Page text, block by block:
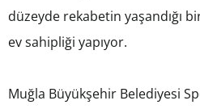
düzeyde rekabetin yaşandığı
ev sahipliği yapıyor.
Muğla Büyükşehir Belediyesi